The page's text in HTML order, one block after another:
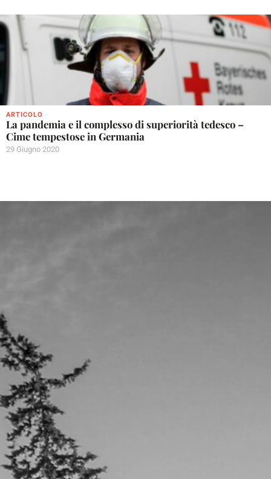
ARTICOLO
La pandemia e il complesso di superiorità tedesco –
Cime tempestose in Germania
29 Giugno 2020